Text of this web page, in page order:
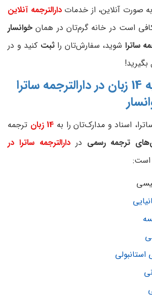
صورت آنلاین، از خدماتدارالترجمه آنلاین
است در خانه گرم‌تان در همان خوانسار
ساترا شوید، سفارش‌تان راثبت کنید و در
ترجمه رسمی به 14 زبان در دارالترجمه ساترا
اسناد و مدارک‌تان را به
ترجمه
ترجمه رسمی دردارالترجمه ساترا در
است:
استانبولی